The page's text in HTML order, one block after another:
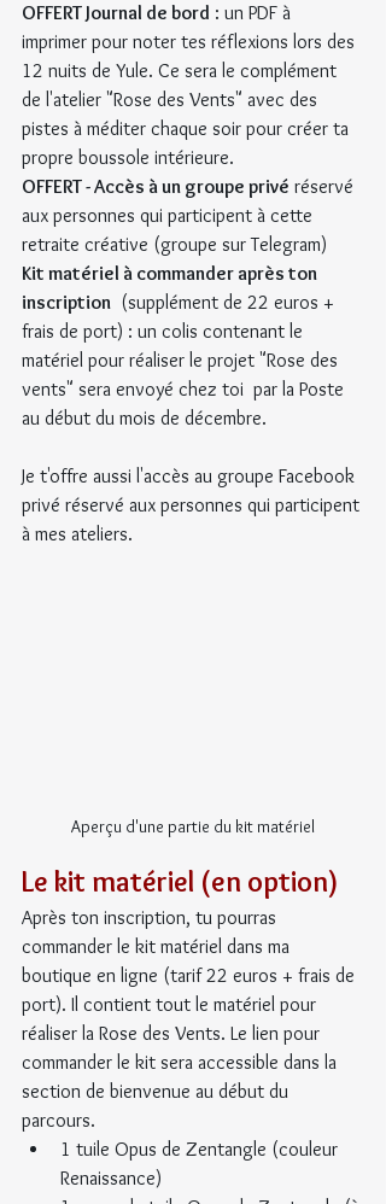
OFFERT Journal de bord : un PDF à
imprimer pour noter tes réflexions lors des
12 nuits de Yule. Ce sera le complément
de l'atelier "Rose des Vents" avec des
pistes à méditer chaque soir pour créer ta
propre boussole intérieure.
OFFERT - Accès à un groupe privé réservé
aux personnes qui participent à cette
retraite créative (groupe sur Telegram)
Kit matériel à commander après ton
inscription
  (supplément de 22 euros +
frais de port) : un colis contenant le
matériel pour réaliser le projet "Rose des
vents" sera envoyé chez toi  par la Poste
au début du mois de décembre.
Je t'offre aussi l'accès au groupe Facebook
privé réservé aux personnes qui participent
à mes ateliers.
Aperçu d'une partie du kit matériel
Le kit matériel (en option)
Après ton inscription, tu pourras
commander le kit matériel dans ma
boutique en ligne (tarif 22 euros + frais de
port). Il contient tout le matériel pour
réaliser la Rose des Vents. Le lien pour
commander le kit sera accessible dans la
section de bienvenue au début du
parcours.
1 tuile Opus de Zentangle (couleur
Renaissance)